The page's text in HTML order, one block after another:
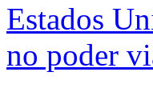
Estados
no poder